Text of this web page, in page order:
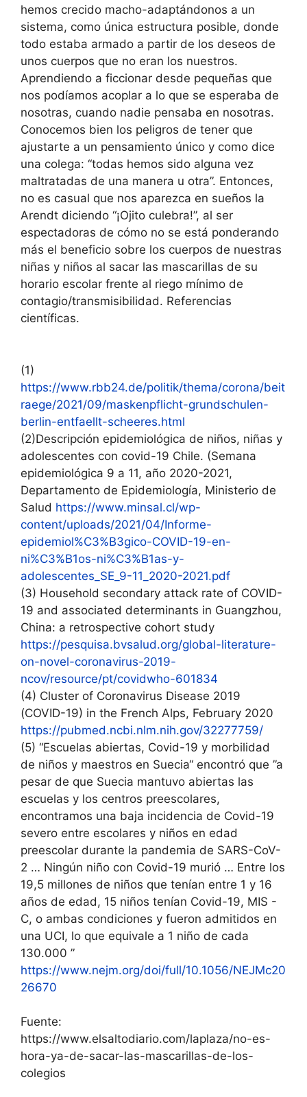
hemos crecido macho-adaptándonos a un
sistema, como única estructura posible, donde
todo estaba armado a partir de los deseos de
unos cuerpos que no eran los nuestros.
Aprendiendo a ficcionar desde pequeñas que
nos podíamos acoplar a lo que se esperaba de
nosotras, cuando nadie pensaba en nosotras.
Conocemos bien los peligros de tener que
ajustarte a un pensamiento único y como dice
una colega: “todas hemos sido alguna vez
maltratadas de una manera u otra”. Entonces,
no es casual que nos aparezca en sueños la
Arendt diciendo “¡Ojito culebra!”, al ser
espectadoras de cómo no se está ponderando
más el beneficio sobre los cuerpos de nuestras
niñas y niños al sacar las mascarillas de su
horario escolar frente al riego mínimo de
contagio/transmisibilidad. Referencias
científicas.
(1)
https://www.rbb24.de/politik/thema/corona/beit
raege/2021/09/maskenpflicht-grundschulen-
berlin-entfaellt-scheeres.html
(2)Descripción epidemiológica de niños, niñas y
adolescentes con covid-19 Chile. (Semana
epidemiológica 9 a 11, año 2020-2021,
Departamento de Epidemiología, Ministerio de
Salud https://www.minsal.cl/wp-
content/uploads/2021/04/Informe-
epidemiol%C3%B3gico-COVID-19-en-
ni%C3%B1os-ni%C3%B1as-y-
adolescentes_SE_9-11_2020-2021.pdf
(3) Household secondary attack rate of COVID-
19 and associated determinants in Guangzhou,
China: a retrospective cohort study
https://pesquisa.bvsalud.org/global-literature-
on-novel-coronavirus-2019-
ncov/resource/pt/covidwho-601834
(4) Cluster of Coronavirus Disease 2019
(COVID-19) in the French Alps, February 2020
https://pubmed.ncbi.nlm.nih.gov/32277759/
(5) “Escuelas abiertas, Covid-19 y morbilidad
de niños y maestros en Suecia“ encontró que ”a
pesar de que Suecia mantuvo abiertas las
escuelas y los centros preescolares,
encontramos una baja incidencia de Covid-19
severo entre escolares y niños en edad
preescolar durante la pandemia de SARS-CoV-
2 … Ningún niño con Covid-19 murió … Entre los
19,5 millones de niños que tenían entre 1 y 16
años de edad, 15 niños tenían Covid-19, MIS -
C, o ambas condiciones y fueron admitidos en
una UCI, lo que equivale a 1 niño de cada
130.000 ”
https://www.nejm.org/doi/full/10.1056/NEJMc20
26670
Fuente:
https://www.elsaltodiario.com/laplaza/no-es-
hora-ya-de-sacar-las-mascarillas-de-los-
colegios